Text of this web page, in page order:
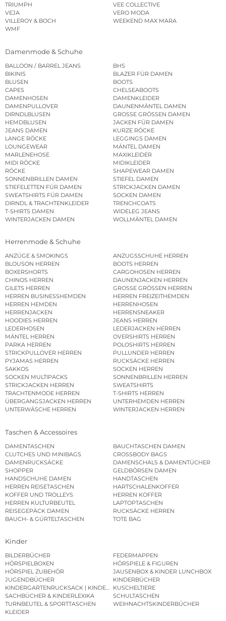
TRIUMPH
VEE COLLECTIVE
VEJA
VERO MODA
VILLEROY & BOCH
WEEKEND MAX MARA
WMF
Damenmode & Schuhe
BALLOON / BARREL JEANS
BHS
BIKINIS
BLAZER FÜR DAMEN
BLUSEN
BOOTS
CAPES
CHELSEABOOTS
DAMENHOSEN
DAMENKLEIDER
DAMENPULLOVER
DAUNENMÄNTEL DAMEN
DIRNDLBLUSEN
GROSSE GRÖSSEN DAMEN
HEMDBLUSEN
JACKEN FÜR DAMEN
JEANS DAMEN
KURZE RÖCKE
LANGE RÖCKE
LEGGINGS DAMEN
LOUNGEWEAR
MÄNTEL DAMEN
MARLENEHOSE
MAXIKLEIDER
MIDI RÖCKE
MIDIKLEIDER
RÖCKE
SHAPEWEAR DAMEN
SONNENBRILLEN DAMEN
STIEFEL DAMEN
STIEFELETTEN FÜR DAMEN
STRICKJACKEN DAMEN
SWEATSHIRTS FÜR DAMEN
SOCKEN DAMEN
DIRNDL & TRACHTENKLEIDER
TRENCHCOATS
T-SHIRTS DAMEN
WIDELEG JEANS
WINTERJACKEN DAMEN
WOLLMÄNTEL DAMEN
Herrenmode & Schuhe
ANZÜGE & SMOKINGS
ANZUGSSCHUHE HERREN
BLOUSON HERREN
BOOTS HERREN
BOXERSHORTS
CARGOHOSEN HERREN
CHINOS HERREN
DAUNENJACKEN HERREN
GILETS HERREN
GROSSE GRÖSSEN HERREN
HERREN BUSINESSHEMDEN
HERREN FREIZEITHEMDEN
HERREN HEMDEN
HERRENHOSEN
HERRENJACKEN
HERRENSNEAKER
HOODIES HERREN
JEANS HERREN
LEDERHOSEN
LEDERJACKEN HERREN
MÄNTEL HERREN
OVERSHIRTS HERREN
PARKA HERREN
POLOSHIRTS HERREN
STRICKPULLOVER HERREN
PULLUNDER HERREN
PYJAMAS HERREN
RUCKSÄCKE HERREN
SAKKOS
SOCKEN HERREN
SOCKEN MULTIPACKS
SONNENBRILLEN HERREN
STRICKJACKEN HERREN
SWEATSHIRTS
TRACHTENMODE HERREN
T-SHIRTS HERREN
ÜBERGANGSJACKEN HERREN
UNTERHEMDEN HERREN
UNTERWÄSCHE HERREN
WINTERJACKEN HERREN
Taschen & Accessoires
DAMENTASCHEN
BAUCHTASCHEN DAMEN
CLUTCHES UND MINIBAGS
CROSSBODY BAGS
DAMENRUCKSÄCKE
DAMENSCHALS & DAMENTÜCHER
SHOPPER
GELDBÖRSEN DAMEN
HANDSCHUHE DAMEN
HANDTASCHEN
HERREN REISETASCHEN
HARTSCHALENKOFFER
KOFFER UND TROLLEYS
HERREN KOFFER
HERREN KULTURBEUTEL
LAPTOPTASCHEN
REISEGEPÄCK DAMEN
RUCKSÄCKE HERREN
BAUCH- & GÜRTELTASCHEN
TOTE BAG
Kinder
BILDERBÜCHER
FEDERMAPPEN
HÖRSPIELBOXEN
HÖRSPIELE & FIGUREN
HÖRSPIEL ZUBEHÖR
JAUSENBOX & KINDER LUNCHBOX
JUGENDBÜCHER
KINDERBÜCHER
KINDERGARTENRUCKSACK | KINDERGARTENBEUTEL
KUSCHELTIERE
SACHBÜCHER & KINDERLEXIKA
SCHULTASCHEN
TURNBEUTEL & SPORTTASCHEN
WEIHNACHTSKINDERBÜCHER
KLEIDER